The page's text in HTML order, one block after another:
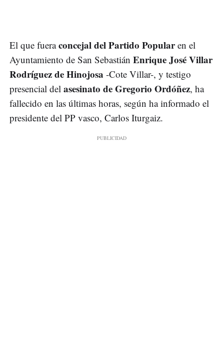
El que fueraconcejal del Partido Popularen el
Ayuntamiento de San Sebastián Enrique José Villar
Rodríguez de Hinojosa -Cote Villar-, y testigo
presencial del asesinato de Gregorio Ordóñez, ha
fallecido en las últimas horas, según ha informado el
presidente del PP vasco, Carlos Iturgaiz.